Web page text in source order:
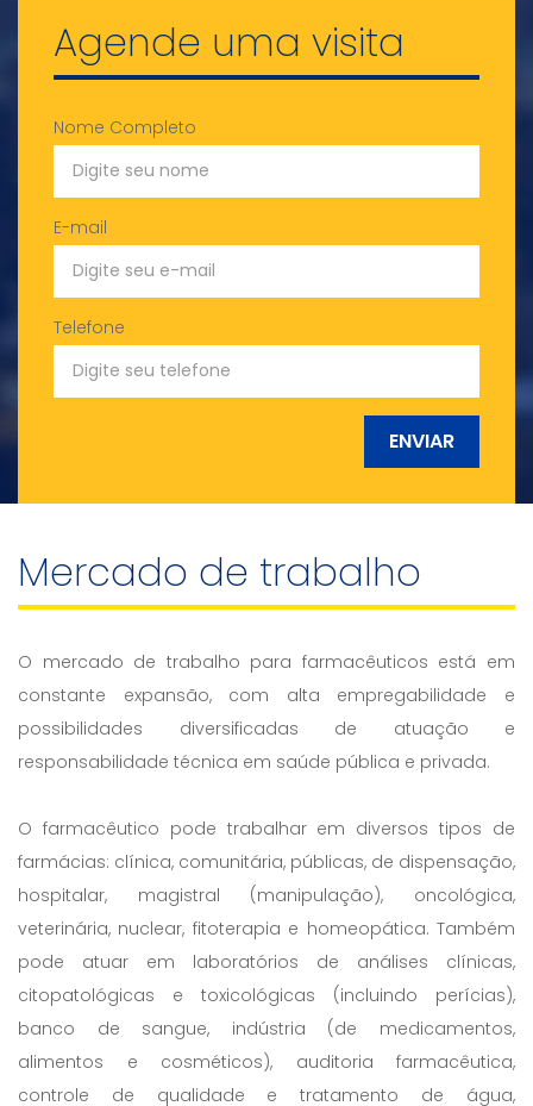
Agende uma visita
Nome Completo
E-mail
Telefone
ENVIAR
Mercado de trabalho
O mercado de trabalho para farmacêuticos está em
constante expansão, com alta empregabilidade e
possibilidades diversificadas de atuação e
responsabilidade técnica em saúde pública e privada.
O farmacêutico pode trabalhar em diversos tipos de
farmácias: clínica, comunitária, públicas, de dispensação,
hospitalar, magistral (manipulação), oncológica,
veterinária, nuclear, fitoterapia e homeopática. Também
pode atuar em laboratórios de análises clínicas,
citopatológicas e toxicológicas (incluindo perícias),
banco de sangue, indústria (de medicamentos,
alimentos e cosméticos), auditoria farmacêutica,
controle de qualidade e tratamento de água,